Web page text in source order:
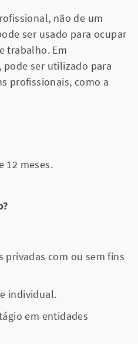
não de um
ser usado para ocupar
trabalho. Em
ser utilizado para
profissionais, como a
12 meses.
privadas com ou sem fins
individual.
em entidades